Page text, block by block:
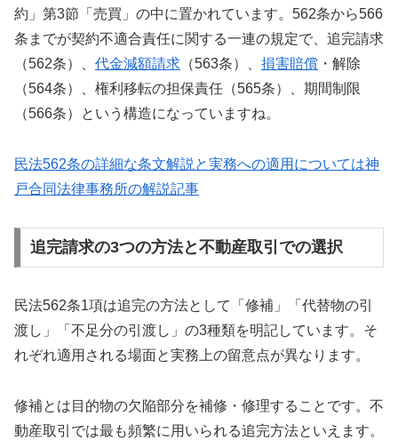
約」第3節「売買」の中に置かれています。562条から566
条までが契約不適合責任に関する一連の規定で、追完請求
（562条）、 代金減額請求 （563条）、 損害賠償 ・解除
（564条）、権利移転の担保責任（565条）、期間制限
（566条）という構造になっていますね。
民法562条の詳細な条文解説と実務への適用については神
戸合同法律事務所の解説記事
追完請求の3つの方法と不動産取引での選択
民法562条1項は追完の方法として「修補」「代替物の引
渡し」「不足分の引渡し」の3種類を明記しています。そ
れぞれ適用される場面と実務上の留意点が異なります。
修補とは目的物の欠陥部分を補修・修理することです。不
動産取引では最も頻繁に用いられる追完方法といえます。